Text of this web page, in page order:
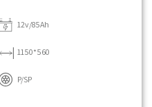
12v/85Ah
1150*560
P/SP